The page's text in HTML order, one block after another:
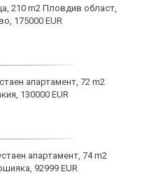
210 m2 Пловдив област,
175000 EUR
апартамент, 72 m2
130000 EUR
апартамент, 74 m2
92999 EUR